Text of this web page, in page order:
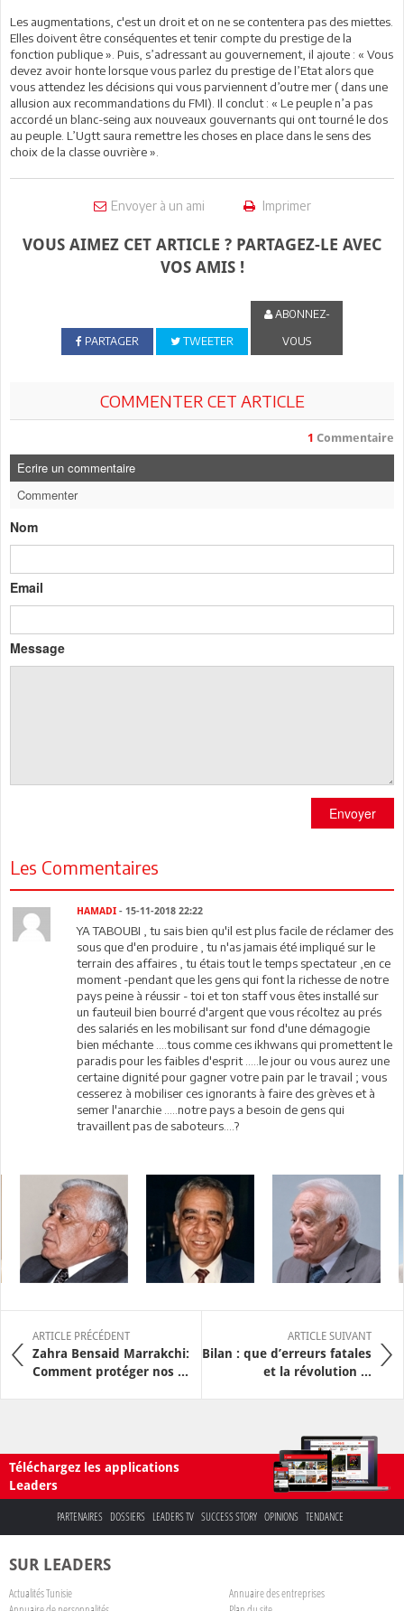
Les augmentations, c'est un droit et on ne se contentera pas des miettes.
Elles doivent être conséquentes et tenir compte du prestige de la
fonction publique ». Puis, s’adressant au gouvernement, il ajoute : « Vous
devez avoir honte lorsque vous parlez du prestige de l’Etat alors que
vous attendez les décisions qui vous parviennent d’outre mer ( dans une
allusion aux recommandations du FMI). Il conclut : « Le peuple n’a pas
accordé un blanc-seing aux nouveaux gouvernants qui ont tourné le dos
au peuple. L’Ugtt saura remettre les choses en place dans le sens des
choix de la classe ouvrière ».
Envoyer à un ami Imprimer
VOUS AIMEZ CET ARTICLE ? PARTAGEZ-LE AVEC
VOS AMIS !
PARTAGER TWEETER
ABONNEZ-
VOUS
COMMENTER CET ARTICLE
1 Commentaire
Ecrire un commentaire
Commenter
Nom
Email
Message
Envoyer
Les Commentaires
HAMADI - 15-11-2018 22:22
YA TABOUBI , tu sais bien qu'il est plus facile de réclamer des
sous que d'en produire , tu n'as jamais été impliqué sur le
terrain des affaires , tu étais tout le temps spectateur ,en ce
moment -pendant que les gens qui font la richesse de notre
pays peine à réussir - toi et ton staff vous êtes installé sur
un fauteuil bien bourré d'argent que vous récoltez au prés
des salariés en les mobilisant sur fond d'une démagogie
bien méchante ....tous comme ces ikhwans qui promettent le
paradis pour les faibles d'esprit .....le jour ou vous aurez une
certaine dignité pour gagner votre pain par le travail ; vous
cesserez à mobiliser ces ignorants à faire des grèves et à
semer l'anarchie .....notre pays a besoin de gens qui
travaillent pas de saboteurs....?
ARTICLE PRÉCÉDENT
Zahra Bensaid Marrakchi:
Comment protéger nos ...
ARTICLE SUIVANT
Bilan : que d’erreurs fatales
et la révolution ...
Téléchargez les applications
Leaders
PARTENAIRES DOSSIERS LEADERS TV SUCCESS STORY OPINIONS TENDANCE
SUR LEADERS
Actualités Tunisie
Annuaire des entreprises